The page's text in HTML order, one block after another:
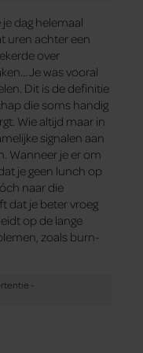
dag helemaal
uren achter een
over
Je was vooral
Dit is de definitie
die soms handig
Wie altijd maar in
signalen aan
Wanneer je er om
je geen lunch op
naar die
dat je beter vroeg
op de lange
zoals burn-